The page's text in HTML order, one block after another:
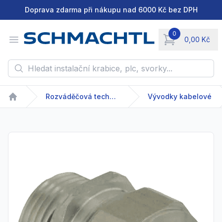
Doprava zdarma při nákupu nad 6000 Kč bez DPH
Open menu
0
0,00 Kč
items in cart,
Hledat instalační krabice, plc, svorky...
Home
Rozváděčová technika Vývodky kabelové